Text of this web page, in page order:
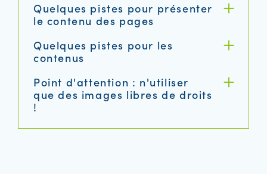
Quelques pistes pour présenter
le contenu des pages
Quelques pistes pour les
contenus
Point d'attention : n'utiliser
que des images libres de droits
!